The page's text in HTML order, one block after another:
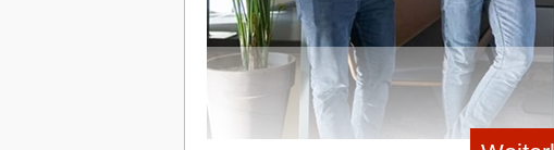
hier nach wie vor strukturelle Flaute. Für
kritische Masse an Talenten, Investoren und
Unser Fazit für die Praxis: Augen auf bei der
Das Ranking der BSBI liefert wertvolle Daten,
anders gelesen werden: